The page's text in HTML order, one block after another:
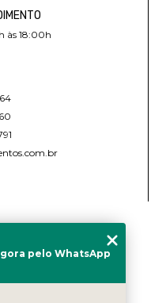
às 18:00h
pelo WhatsApp